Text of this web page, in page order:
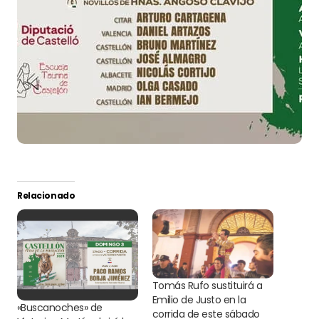
Relacionado
«Buscanoches» de
Tomás Rufo sustituirá a
Emilio de Justo en la
corrida de este sábado